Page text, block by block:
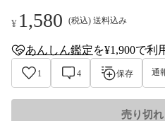
¥ 1,580 (税込) 送料込み
anshin-appraisal-tag
あんしん鑑定を¥1,900で利
1 4 保存 通
売り切